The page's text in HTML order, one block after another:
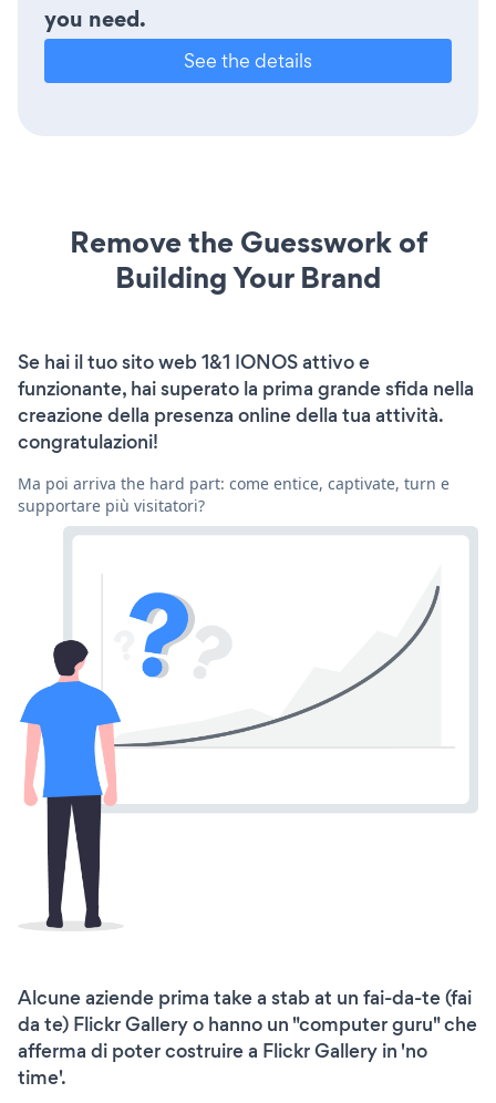
you need.
See the details
Remove the Guesswork of
Building Your Brand
Se hai il tuo sito web 1&1 IONOS attivo e
funzionante, hai superato la prima grande sfida nella
creazione della presenza online della tua attività.
congratulazioni!
Ma poi arriva the hard part: come entice, captivate, turn e
supportare più visitatori?
Alcune aziende prima take a stab at un fai-da-te (fai
da te) Flickr Gallery o hanno un "computer guru" che
afferma di poter costruire a Flickr Gallery in 'no
time'.